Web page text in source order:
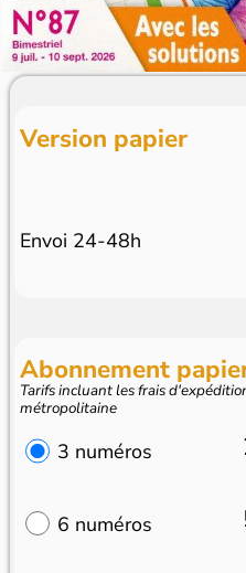
Version papier
Envoi 24-48h
Abonnement
Tarifs incluant les frais
métropolitaine
3 numéros
6 numéros